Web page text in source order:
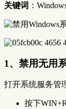
关键词 ：
1、禁用无用
打开系统服务管
按下